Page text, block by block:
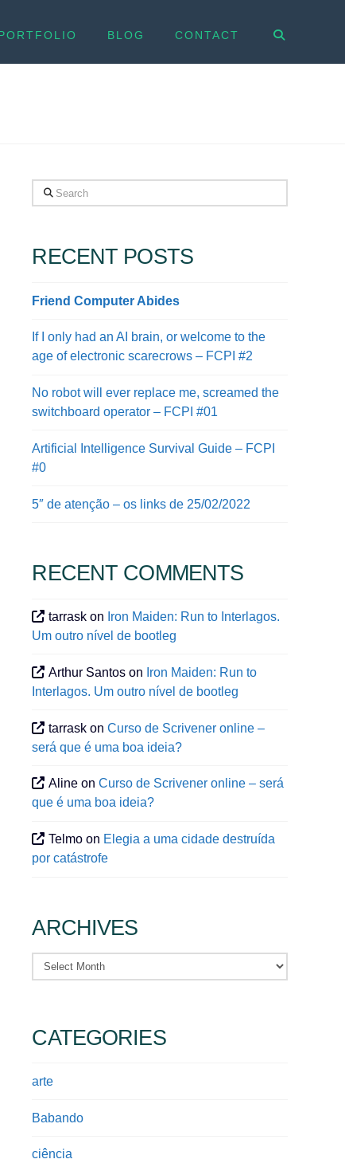
BLOG CONTACT
Search
RECENT POSTS
Friend Computer Abides
If I only had an AI brain, or welcome to the
age of electronic scarecrows – FCPI #2
No robot will ever replace me, screamed the
switchboard operator – FCPI #01
Artificial Intelligence Survival Guide – FCPI
#0
5″ de atenção – os links de 25/02/2022
RECENT COMMENTS
tarrask on Iron Maiden: Run to Interlagos.
Um outro nível de bootleg
Arthur Santos on Iron Maiden: Run to
Interlagos. Um outro nível de bootleg
tarrask onCurso de Scrivener online –
será que é uma boa ideia?
Aline onCurso de Scrivener online – será
que é uma boa ideia?
Telmo on Elegia a uma cidade destruída
por catástrofe
ARCHIVES
Archives
CATEGORIES
arte
Babando
ciência